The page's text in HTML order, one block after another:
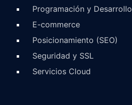
Programación y Desarrollo
E-commerce
Posicionamiento (SEO)
Seguridad y SSL
Servicios Cloud